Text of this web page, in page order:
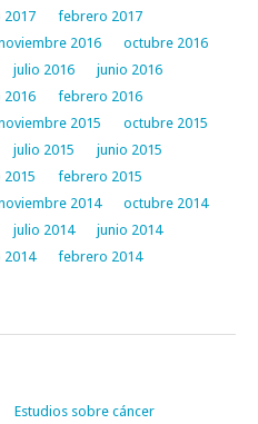
2017
febrero 2017
2016
octubre 2016
julio 2016
junio 2016
2016
febrero 2016
2015
octubre 2015
julio 2015
junio 2015
2015
febrero 2015
2014
octubre 2014
julio 2014
junio 2014
2014
febrero 2014
Estudios sobre cáncer